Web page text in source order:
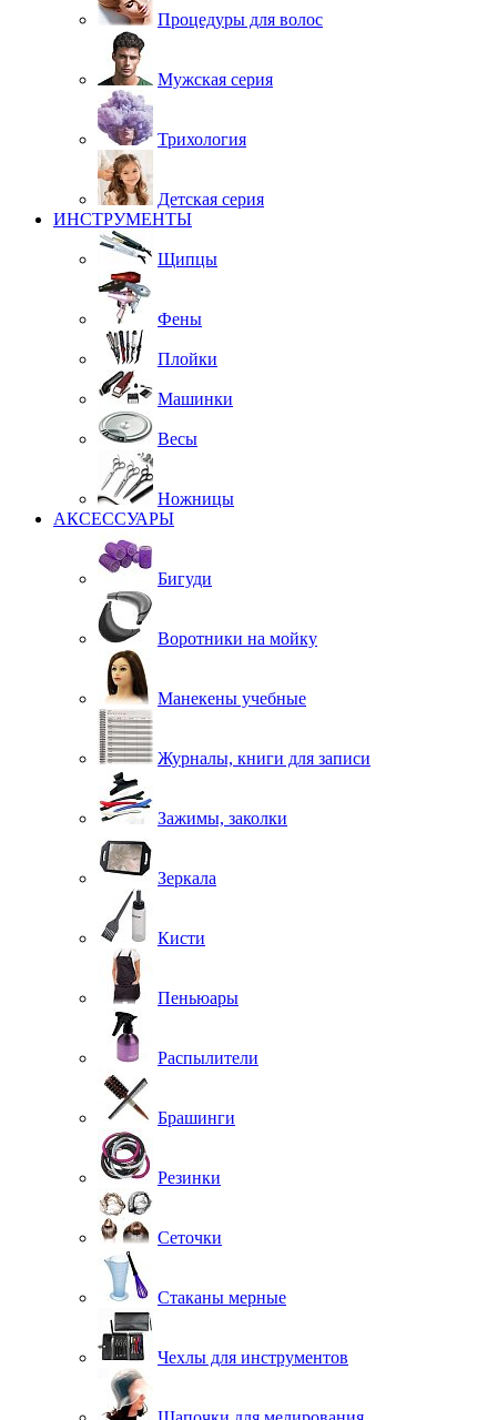
Процедуры для волос
Мужская серия
Трихология
Детская серия
ИНСТРУМЕНТЫ
Щипцы
Фены
Плойки
Машинки
Весы
Ножницы
АКСЕССУАРЫ
Бигуди
Воротники на мойку
Манекены учебные
Журналы, книги для записи
Зажимы, заколки
Зеркала
Кисти
Пеньюары
Распылители
Брашинги
Резинки
Сеточки
Стаканы мерные
Чехлы для инструментов